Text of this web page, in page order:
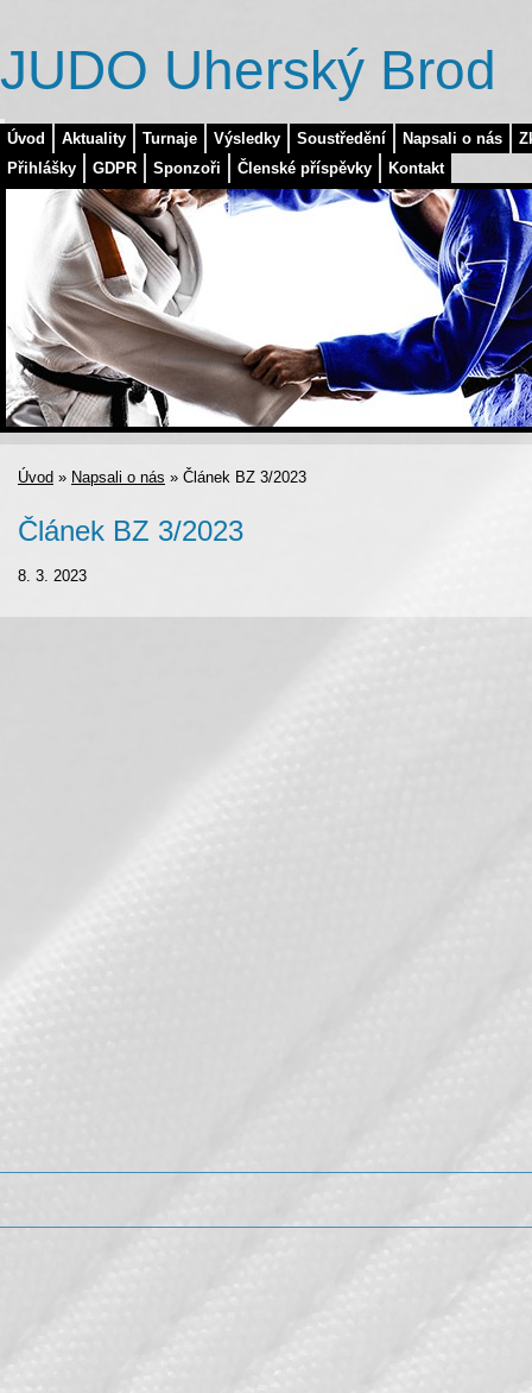
Úvod Aktuality Turnaje Výsledky Soustředění Napsali o nás
Přihlášky
GDPR Sponzoři Členské příspěvky Kontakt
JUDO Uherský Brod
Úvod » Napsali o nás » Článek BZ 3/2023
Článek BZ 3/2023
8. 3. 2023